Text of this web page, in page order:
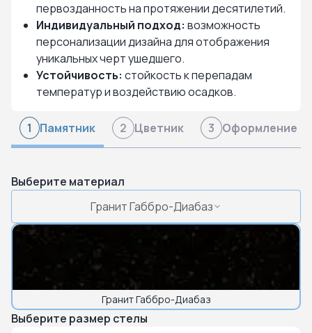
первозданность на протяжении десятилетий.
Индивидуальный подход: возможность
персонализации дизайна для отображения
уникальных черт ушедшего.
Устойчивость: стойкость к перепадам
температур и воздействию осадков.
1 Памятник 2 Цветник 3 Оформление
Выберите материал
Гранит Габбро-Диабаз
Гранит Габбро-Диабаз
Выберите размер стелы